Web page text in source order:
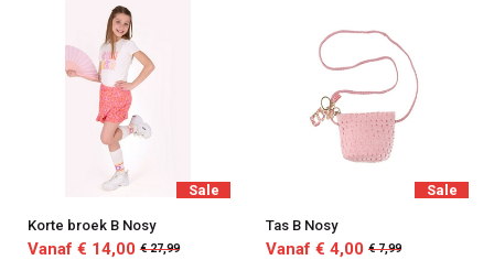
Sale
Korte broek B Nosy
Vanaf € 14,00 € 27,99
Sale
Tas B Nosy
Vanaf € 4,00 € 7,99